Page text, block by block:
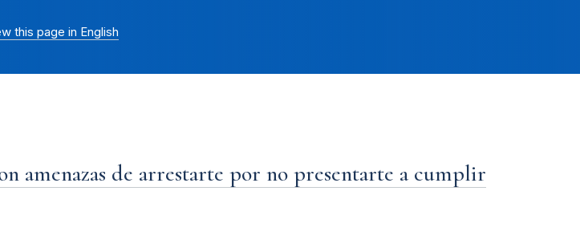
this page in English
amenazas de arrestarte por no presentarte a cumplir